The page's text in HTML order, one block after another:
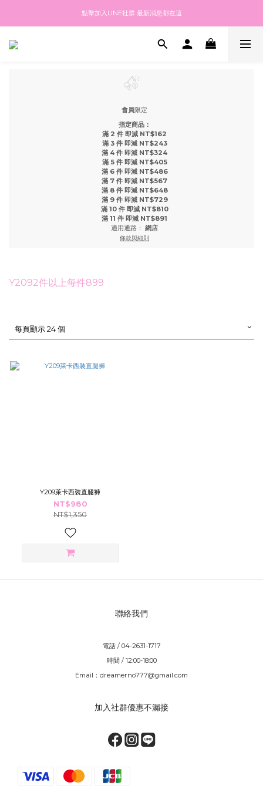
全館滿$3000免運
點擊加入LINE社群 最新消息都在這
點擊註冊送$100紅利金 填生日再送生日禮金
會員限定
指定商品：
滿 2 件 即減 NT$162
滿 3 件 即減 NT$243
滿 4 件 即減 NT$324
滿 5 件 即減 NT$405
滿 6 件 即減 NT$486
滿 7 件 即減 NT$567
滿 8 件 即減 NT$648
滿 9 件 即減 NT$729
滿 10 件 即減 NT$810
滿 11 件 即減 NT$891
適用通路： 網店
條款與細則
Y2092件以上每件899
每頁顯示 24 個
Y209萊卡西裝直腿褲
NT$980
NT$1,350
聯絡我們
電話 / 04-2631-1717
時間 / 12:00-18:00
Email：dreamerno777@gmail.com
加入社群優惠不漏接